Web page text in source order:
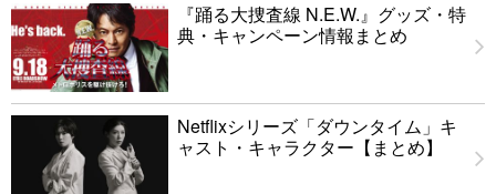
『踊る大捜査線 N.E.W.』グッズ・特
典・キャンペーン情報まとめ
Netflixシリーズ「ダウンタイム」キ
ャスト・キャラクター【まとめ】